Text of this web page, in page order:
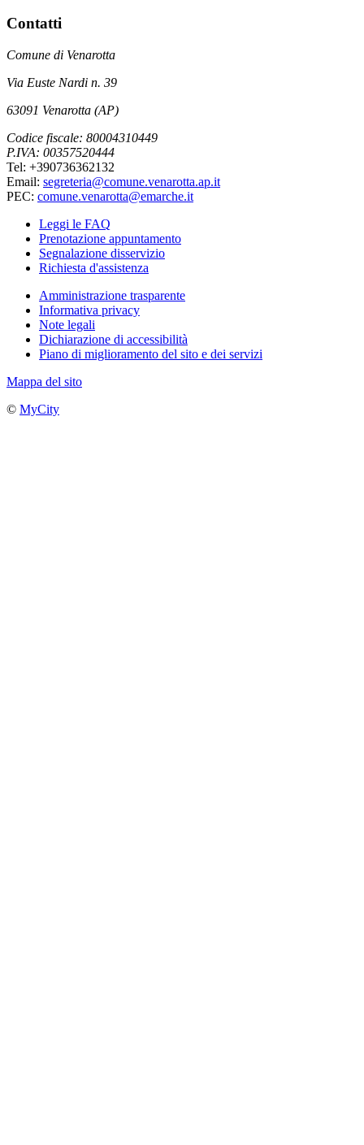
Contatti
Comune di Venarotta
Via Euste Nardi n. 39
63091 Venarotta (AP)
Codice fiscale: 80004310449
P.IVA: 00357520444
Tel: +390736362132
Email: segreteria@comune.venarotta.ap.it
PEC: comune.venarotta@emarche.it
Leggi le FAQ
Prenotazione appuntamento
Segnalazione disservizio
Richiesta d'assistenza
Amministrazione trasparente
Informativa privacy
Note legali
Dichiarazione di accessibilità
Piano di miglioramento del sito e dei servizi
Mappa del sito
© MyCity